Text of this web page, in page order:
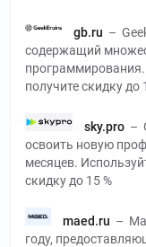
gb.ru –
содержащий
получите скидку до
sky.pro–
освоить новую
месяцев.
скидку до 15 %
maed.ru –
году,